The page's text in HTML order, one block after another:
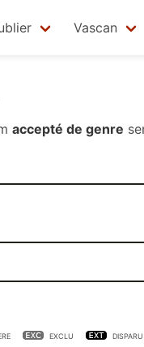
Vascan
accepté de genre
EXCLU DISPARU